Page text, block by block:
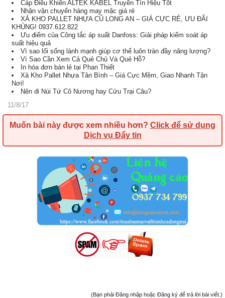
Cáp Điều Khiển ALTEK KABEL Truyền Tín Hiệu Tốt
Nhận vận chuyển hàng may mặc giá rẻ
XẢ KHO PALLET NHỰA CŨ LONG AN – GIÁ CỰC RẺ, ƯU ĐÃI
KHỦNG! 0937.612.822
Ưu điểm của Công tắc áp suất Danfoss: Giải pháp kiểm soát áp
suất hiệu quả
Vì sao lối sống lành mạnh giúp cơ thể luôn tràn đầy năng lượng?
Vì Sao Cần Xem Cả Quẻ Chủ Và Quẻ Hỗ?
In hóa đơn bán lẻ tại Phan Thiết
Xả Kho Pallet Nhựa Tân Bình – Giá Cực Mềm, Giao Nhanh Tận
Nơi!
Nên đi Núi Tứ Cô Nương hay Cửu Trại Câu?
11/8/17
Muốn bài này được xem nhiều hơn? Click để sử dụng
Dịch vụ Đẩy tin
(Bạn phải Đăng nhập hoặc Đăng ký để trả lời bài viết.)